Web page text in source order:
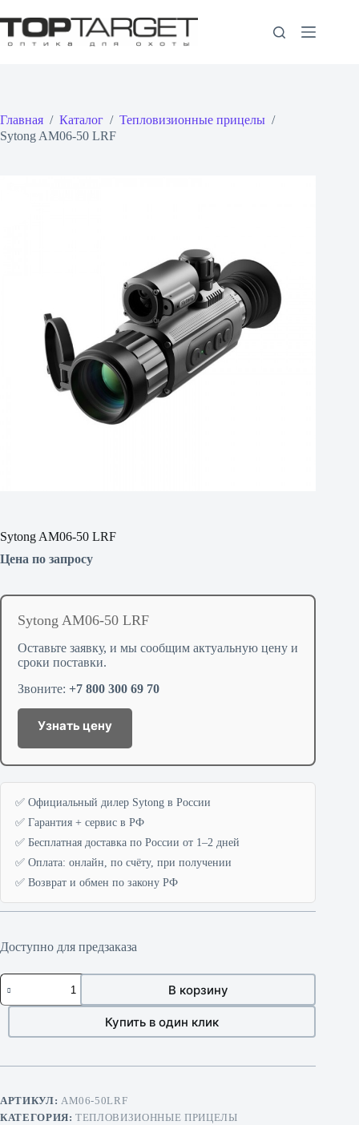
к
сути
Главная / Каталог / Тепловизионные прицелы /
Sytong AM06-50 LRF
Sytong AM06-50 LRF
Цена по запросу
Sytong AM06-50 LRF
Оставьте заявку, и мы сообщим актуальную цену и
сроки поставки.
Звоните: +7 800 300 69 70
Узнать цену
✅ Официальный дилер Sytong в России
✅ Гарантия + сервис в РФ
✅ Бесплатная доставка по России от 1–2 дней
✅ Оплата: онлайн, по счёту, при получении
✅ Возврат и обмен по закону РФ
Доступно для предзаказа
Количество
товара
Sytong
50
В корзину
Купить в один клик
АРТИКУЛ: AM06-50LRF
КАТЕГОРИЯ:ТЕПЛОВИЗИОННЫЕ ПРИЦЕЛЫ